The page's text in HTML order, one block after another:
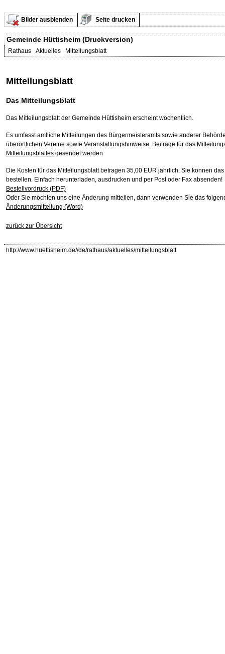
Bilder ausblenden Seite drucken
Gemeinde Hüttisheim (Druckversion)
Rathaus Aktuelles Mitteilungsblatt
Mitteilungsblatt
Das Mitteilungsblatt
Das Mitteilungsblatt der Gemeinde Hüttisheim erscheint wöchentlich.
Es umfasst amtliche Mitteilungen des Bürgermeisteramts sowie anderer
überörtlichen Vereine sowie Veranstaltungshinweise. Beiträge für das
Mitteilungsblattes gesendet werden
Die Kosten für das Mitteilungsblatt betragen 35,00 EUR jährlich. Sie können
bestellen. Einfach herunterladen, ausdrucken und per Post oder Fax absenden!
Bestellvordruck (PDF)
Oder Sie möchten uns eine Änderung mitteilen, dann verwenden Sie das
Änderungsmitteilung (Word)
zurück zur Übersicht
http://www.huettisheim.de//de/rathaus/aktuelles/mitteilungsblatt